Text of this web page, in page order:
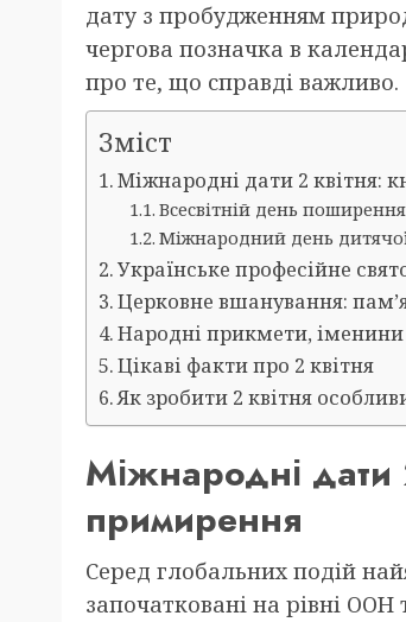
дату з пробудженням
чергова позначка в
про те, що справді важливо.
Зміст
Міжнародні дати 2 квітня:
Всесвітній день
Міжнародний день
Українське професійне
Церковне вшанування:
Народні прикмети, іменини
Цікаві факти про 2 квітня
Як зробити 2 квітня
Міжнародні дати
примирення
Серед глобальних подій
започатковані на рівні